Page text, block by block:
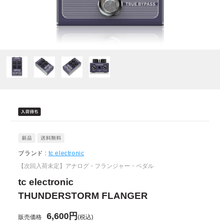
ブランド : tc electronic
【次回入荷未定】アナログ・フランジャー・ペダル
tc electronic
THUNDERSTORM FLANGER
販売価格 6,600円(税込)